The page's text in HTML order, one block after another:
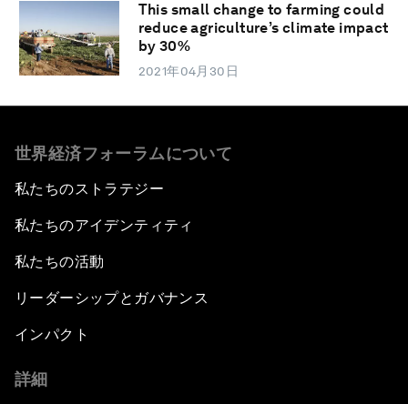
This small change to farming could
reduce agriculture’s climate impact
by 30%
2021年04月30日
世界経済フォーラムについて
私たちのストラテジー
私たちのアイデンティティ
私たちの活動
リーダーシップとガバナンス
インパクト
詳細